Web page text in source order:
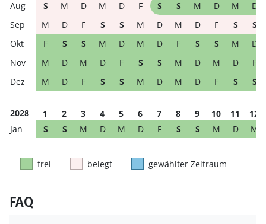
S M D M D F S S M D M
D
M
D F S S M D M D F S
S
F
S S M D M D F S S M
D
M
D M D F S S M D M D
F
M
D F S S M D M D F S S
2028 1 2 3 4 5 6 7 8 9 10 11
12
S
S M D M D F S S M D M
frei belegt gewählter Zeitraum
FAQ